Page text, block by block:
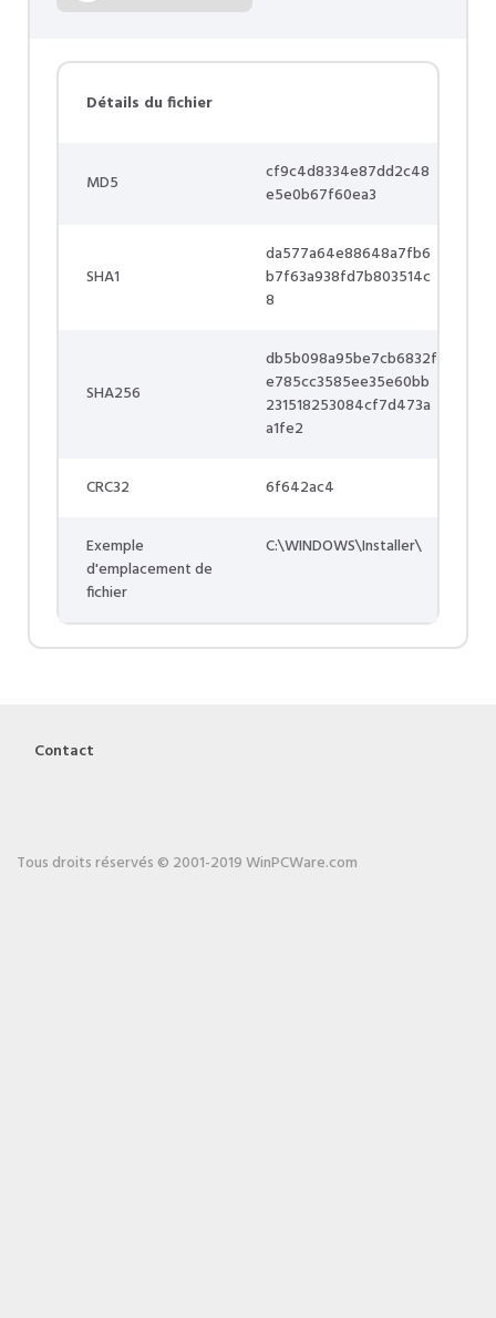
Détails du fichier
MD5
cf9c4d8334e87dd2c48
e5e0b67f60ea3
SHA1
da577a64e88648a7fb6
b7f63a938fd7b803514c
8
SHA256
db5b098a95be7cb6832f
e785cc3585ee35e60bb
231518253084cf7d473a
a1fe2
CRC32 6f642ac4
Exemple
d'emplacement de
fichier
C:\WINDOWS\Installer\
Contact
Tous droits réservés © 2001-2019 WinPCWare.com